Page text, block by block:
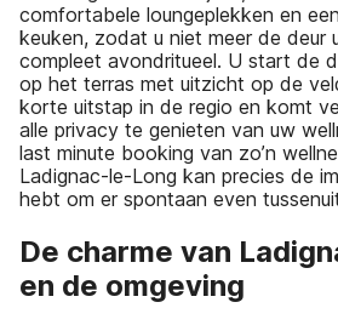
comfortabele loungeplekken en
keuken, zodat u niet meer de deur
compleet avondritueel. U start de
op het terras met uitzicht op de
korte uitstap in de regio en komt
alle privacy te genieten van uw
last minute booking van zo’n
Ladignac-le-Long kan precies de
hebt om er spontaan even
De charme van
en de omgeving